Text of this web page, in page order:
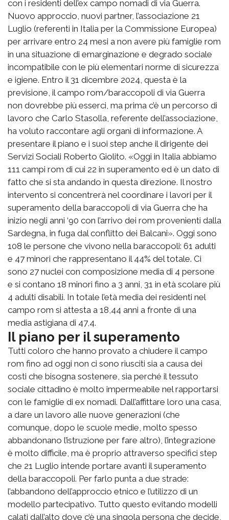
con i residenti dell’ex campo nomadi di via Guerra.
Nuovo approccio, nuovi partner, l’associazione 21
Luglio (referenti in Italia per la Commissione Europea)
per arrivare entro 24 mesi a non avere più famiglie rom
in una situazione di emarginazione e degrado sociale
incompatibile con le più elementari norme di sicurezza
e igiene. Entro il 31 dicembre 2024, questa è la
previsione, il campo rom/baraccopoli di via Guerra
non dovrebbe più esserci, ma prima c’è un percorso di
lavoro che Carlo Stasolla, referente dell’associazione,
ha voluto raccontare agli organi di informazione. A
presentare il piano e i suoi step anche il dirigente dei
Servizi Sociali Roberto Giolito. «Oggi in Italia abbiamo
111 campi rom di cui 22 in superamento ed è un dato di
fatto che si sta andando in questa direzione. Il nostro
intervento si concentrerà nel coordinare i lavori per il
superamento della baraccopoli di via Guerra che ha
inizio negli anni ‘90 con l’arrivo dei rom provenienti dalla
Sardegna, in fuga dal conflitto dei Balcani». Oggi sono
108 le persone che vivono nella baraccopoli: 61 adulti
e 47 minori che rappresentano il 44% del totale. Ci
sono 27 nuclei con composizione media di 4 persone
e si contano 18 minori fino a 3 anni, 31 in età scolare più
4 adulti disabili. In totale l’età media dei residenti nel
campo rom si attesta a 18,44 anni a fronte di una
media astigiana di 47,4.
Il piano per il superamento
Tutti coloro che hanno provato a chiudere il campo
rom fino ad oggi non ci sono riusciti sia a causa dei
costi che bisogna sostenere, sia perché il tessuto
sociale cittadino è molto impermeabile nel rapportarsi
con le famiglie di ex nomadi. Dall’affittare loro una casa,
a dare un lavoro alle nuove generazioni (che
comunque, dopo le scuole medie, molto spesso
abbandonano l’istruzione per fare altro), l’integrazione
è molto difficile, ma è proprio attraverso specifici step
che 21 Luglio intende portare avanti il superamento
della baraccopoli. Per farlo punta a due strade:
l’abbandono dell’approccio etnico e l’utilizzo di un
modello partecipativo. Tutto questo evitando modelli
calati dall’alto dove c’è una singola persona che decide,